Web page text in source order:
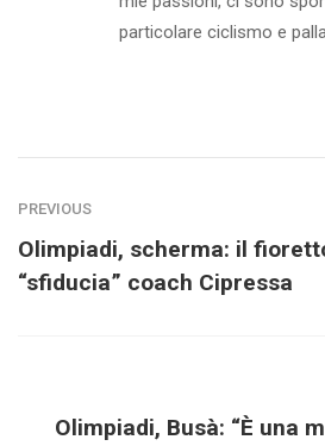
particolare ciclismo e
PREVIOUS
Olimpiadi, scherma: il
“sfiducia” coach Cipressa
Olimpiadi, Busà: “È una